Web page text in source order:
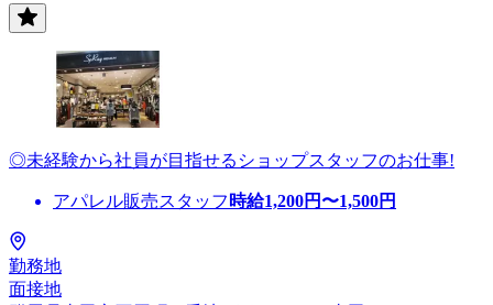
◎未経験から社員が目指せるショップスタッフのお仕事!
アパレル販売スタッフ 時給1,200円〜1,500円
勤務地
面接地